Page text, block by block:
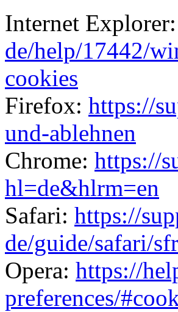
Internet Explorer:
de/help/17442/
cookies
Firefox: https://
und-ablehnen
Chrome: https://
hl=de&hlrm=en
Safari: https://
de/guide/safari/
Opera: https://
preferences/